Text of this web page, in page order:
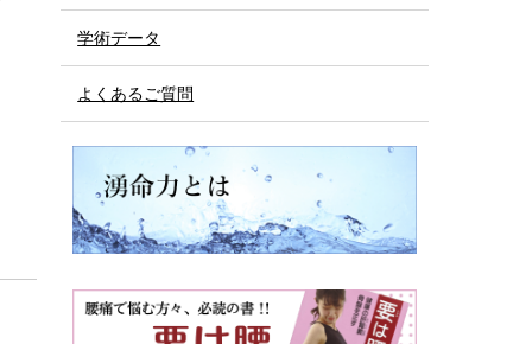
学術データ
よくあるご質問